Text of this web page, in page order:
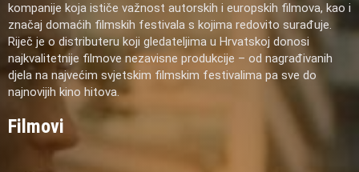
kompanije koja ističe važnost autorskih i europskih filmova, kao i
značaj domaćih filmskih festivala s kojima redovito surađuje.
Riječ je o distributeru koji gledateljima u Hrvatskoj donosi
najkvalitetnije filmove nezavisne produkcije – od nagrađivanih
djela na najvećim svjetskim filmskim festivalima pa sve do
najnovijih kino hitova.
Filmovi